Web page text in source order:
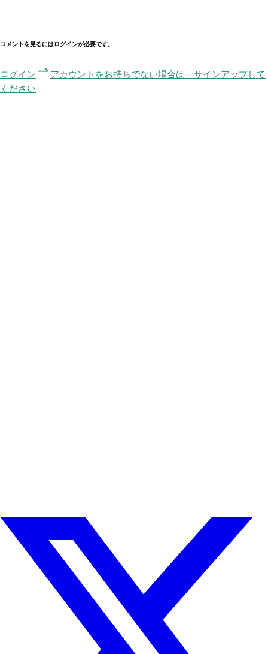
コメントを見るにはログインが必要です。
ログイン
アカウントをお持ちでない場合は、サインアップして
ください